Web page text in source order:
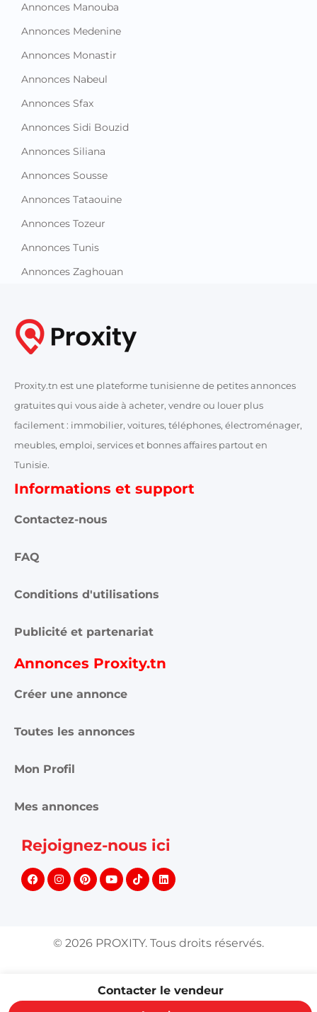
Contacter le vendeur
Annonces Manouba
Annonces Medenine
Annonces Monastir
Annonces Nabeul
Annonces Sfax
Annonces Sidi Bouzid
Annonces Siliana
Annonces Sousse
Annonces Tataouine
Annonces Tozeur
Annonces Tunis
Annonces Zaghouan
Proxity.tn est une plateforme tunisienne de petites annonces
gratuites qui vous aide à acheter, vendre ou louer plus
facilement : immobilier, voitures, téléphones, électroménager,
meubles, emploi, services et bonnes affaires partout en
Tunisie.
Informations et support
Contactez-nous
FAQ
Conditions d'utilisations
Publicité et partenariat
Annonces Proxity.tn
Créer une annonce
Toutes les annonces
Mon Profil
Mes annonces
Rejoignez-nous ici
© 2026 PROXITY. Tous droits réservés.